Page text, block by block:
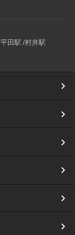
平田駅 村井駅